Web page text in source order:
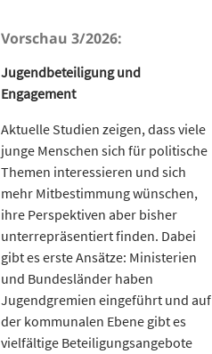
Vorschau 3/2026:
Jugendbeteiligung und
Engagement
Aktuelle Studien zeigen, dass viele
junge Menschen sich für politische
Themen interessieren und sich
mehr Mitbestimmung wünschen,
ihre Perspektiven aber bisher
unterrepräsentiert finden. Dabei
gibt es erste Ansätze: Ministerien
und Bundesländer haben
Jugendgremien eingeführt und auf
der kommunalen Ebene gibt es
vielfältige Beteiligungsangebote